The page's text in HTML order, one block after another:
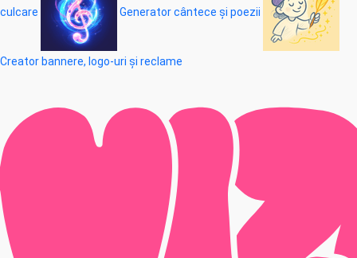
culcare Generator cântece și poezii
Creator bannere, logo-uri și reclame